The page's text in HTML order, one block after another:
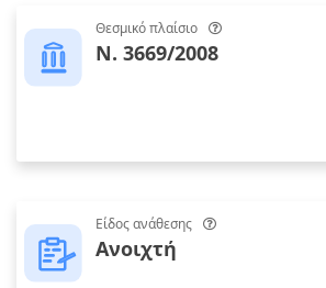
Θεσμικό πλαίσιο
Ν. 3669/2008
Είδος ανάθεσης
Ανοιχτή